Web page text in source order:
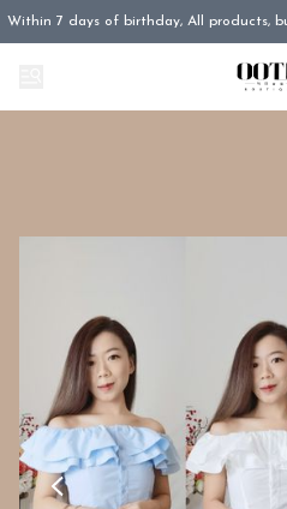
Within 7 days of birthday, All products,